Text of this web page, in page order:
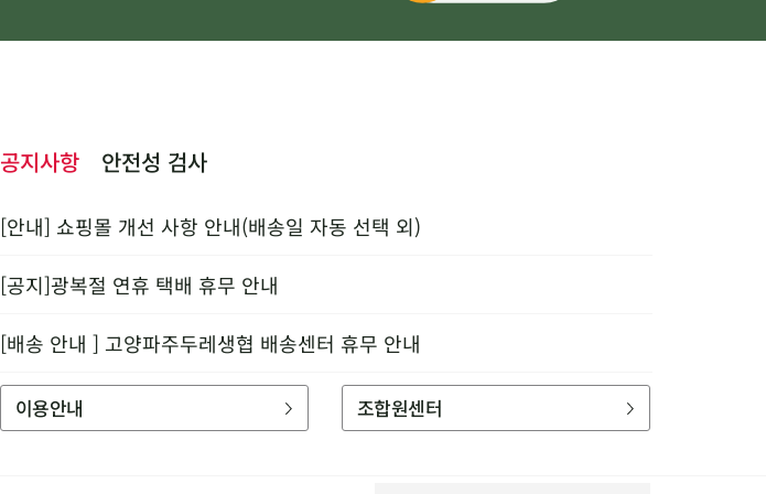
공지사항 안전성 검사
[안내] 쇼핑몰 개선 사항 안내(배송일 자동 선택 외)
[공지]광복절 연휴 택배 휴무 안내
[배송 안내 ] 고양파주두레생협 배송센터 휴무 안내
이용안내 조합원센터